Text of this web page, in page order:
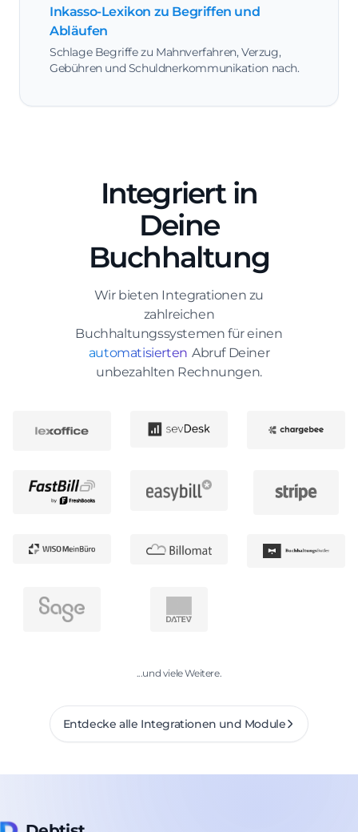
Inkasso-Lexikon zu Begriffen und
Abläufen
Schlage Begriffe zu Mahnverfahren, Verzug,
Gebühren und Schuldnerkommunikation nach.
Integriert in
Deine
Buchhaltung
Wir bieten Integrationen zu
zahlreichen
Buchhaltungssystemen für einen
automatisierten Abruf Deiner
unbezahlten Rechnungen.
...und viele Weitere.
Entdecke alle Integrationen und Module